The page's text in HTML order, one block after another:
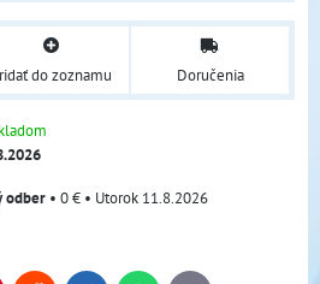
do zoznamu Doručenia
odber • 0 € • Utorok 11.8.2026